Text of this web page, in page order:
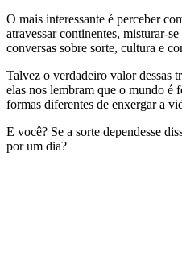
O mais interessante é perceber
atravessar continentes, misturar-
conversas sobre sorte, cultura e
Talvez o verdadeiro valor dessas
elas nos lembram que o mundo é
formas diferentes de enxergar a
E você? Se a sorte dependesse
por um dia?